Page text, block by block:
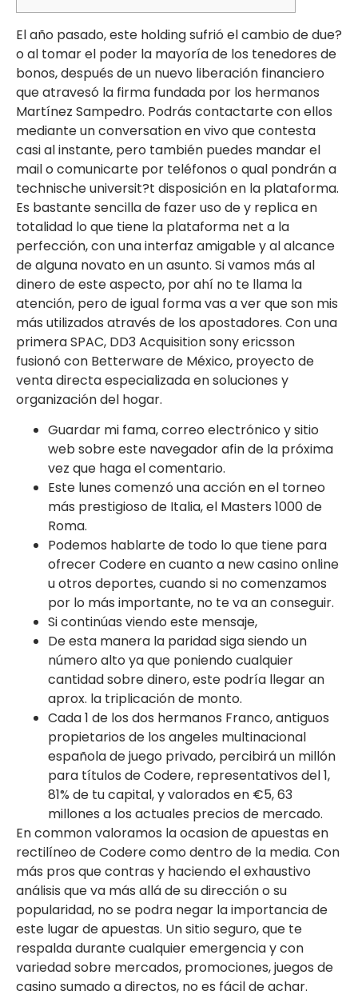
El año pasado, este holding sufrió el cambio de due?
o al tomar el poder la mayoría de los tenedores de
bonos, después de un nuevo liberación financiero
que atravesó la firma fundada por los hermanos
Martínez Sampedro. Podrás contactarte con ellos
mediante un conversation en vivo que contesta
casi al instante, pero también puedes mandar el
mail o comunicarte por teléfonos o qual pondrán a
technische universit?t disposición en la plataforma.
Es bastante sencilla de fazer uso de y replica en
totalidad lo que tiene la plataforma net a la
perfección, con una interfaz amigable y al alcance
de alguna novato en un asunto. Si vamos más al
dinero de este aspecto, por ahí no te llama la
atención, pero de igual forma vas a ver que son mis
más utilizados através de los apostadores. Con una
primera SPAC, DD3 Acquisition sony ericsson
fusionó con Betterware de México, proyecto de
venta directa especializada en soluciones y
organización del hogar.
Guardar mi fama, correo electrónico y sitio
web sobre este navegador afin de la próxima
vez que haga el comentario.
Este lunes comenzó una acción en el torneo
más prestigioso de Italia, el Masters 1000 de
Roma.
Podemos hablarte de todo lo que tiene para
ofrecer Codere en cuanto a new casino online
u otros deportes, cuando si no comenzamos
por lo más importante, no te va an conseguir.
Si continúas viendo este mensaje,
De esta manera la paridad siga siendo un
número alto ya que poniendo cualquier
cantidad sobre dinero, este podría llegar an
aprox. la triplicación de monto.
Cada 1 de los dos hermanos Franco, antiguos
propietarios de los angeles multinacional
española de juego privado, percibirá un millón
para títulos de Codere, representativos del 1,
81% de tu capital, y valorados en €5, 63
millones a los actuales precios de mercado.
En common valoramos la ocasion de apuestas en
rectilíneo de Codere como dentro de la media. Con
más pros que contras y haciendo el exhaustivo
análisis que va más allá de su dirección o su
popularidad, no se podra negar la importancia de
este lugar de apuestas. Un sitio seguro, que te
respalda durante cualquier emergencia y con
variedad sobre mercados, promociones, juegos de
casino sumado a directos, no es fácil de achar.